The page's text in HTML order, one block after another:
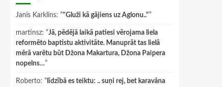
Janis Karklins: “"Gluži kā gājiens uz Aglonu.."”
martinsz: “Jā, pēdējā laikā patiesi vērojama liela
reformēto baptistu aktivitāte. Manuprāt tas lielā
mērā varētu būt Džona Makartura, Džona Paipera
nopelns…”
Roberto: “ līdzībā es teiktu: .. suņi rej, bet karavāna